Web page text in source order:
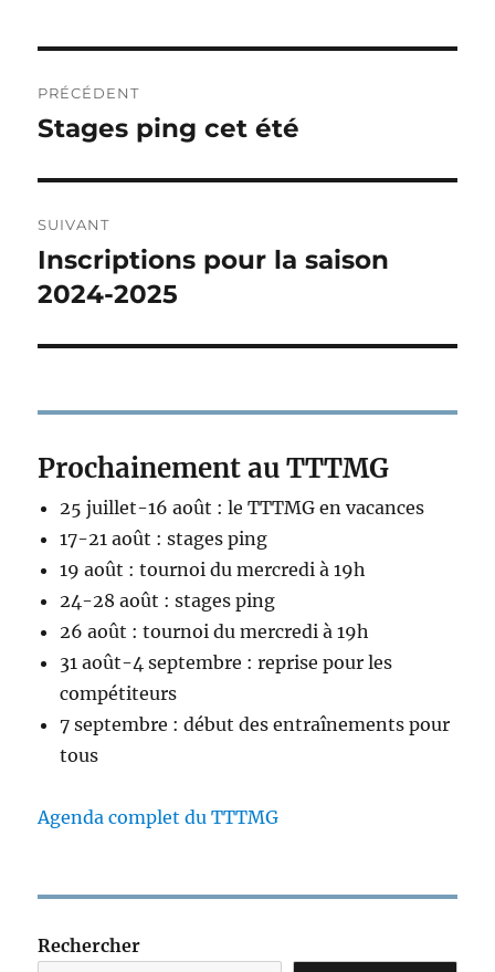
de
PRÉCÉDENT
Publication
Stages ping cet été
SUIVANT
Publication
suivante :
Inscriptions pour la saison
2024-2025
Prochainement au TTTMG
25 juillet-16 août : le TTTMG en vacances
17-21 août : stages ping
19 août : tournoi du mercredi à 19h
24-28 août : stages ping
26 août : tournoi du mercredi à 19h
31 août-4 septembre : reprise pour les
compétiteurs
7 septembre : début des entraînements pour
tous
Agenda complet du TTTMG
Rechercher